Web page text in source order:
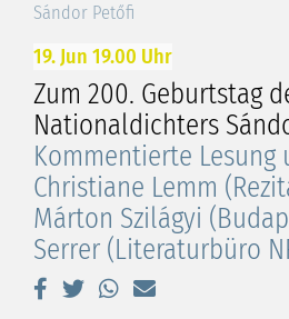
Sándor Petőfi
19. Jun 19.00 Uhr
Zum 200. Geburtstag
Nationaldichters
Kommentierte Lesung
Christiane Lemm
Márton Szilágyi
Serrer (Literaturbüro